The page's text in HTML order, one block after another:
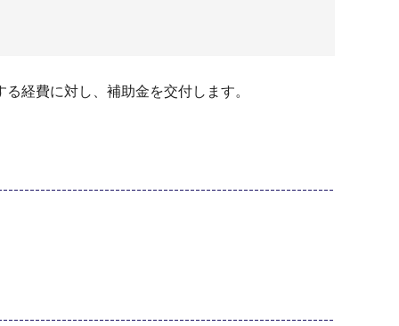
経費に対し、補助金を交付します。